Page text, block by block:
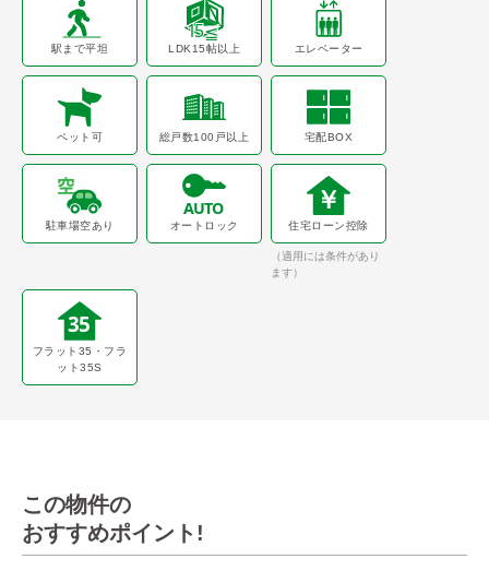
駅まで平坦 LDK15帖以上 エレベーター
ペット可 総戸数100戸以上 宅配BOX
駐車場空あり オートロック 住宅ローン控除
（適用には条件があり
ます）
フラット35・フラ
ット35S
この物件の
おすすめポイント!